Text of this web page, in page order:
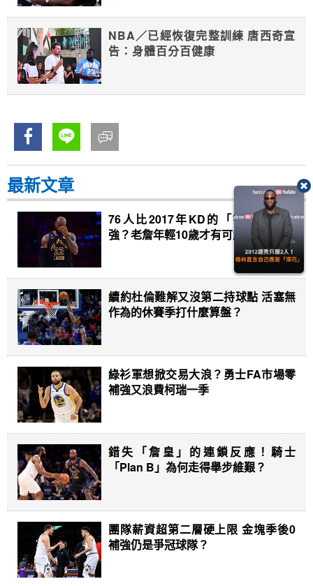
NBA／已經恢復完整訓練 唐西奇宣
告：身體百分百健康
最新文章
76人比2017年KD的「宇宙勇士」
強？老詹年輕10歲才有可能
續約杜倫難解又沒第二持球點 活塞無
作為的休賽季打什麼算盤？
綠衫軍想掀交易大浪？勇士FA市場零
補強又浪費柯瑞一季
錯失「詹皇」的連鎖反應！騎士
「Plan B」為何走得舉步維艱？
團隊薪資超第二層硬上限 金塊季後0
補強仍是爭冠球隊？